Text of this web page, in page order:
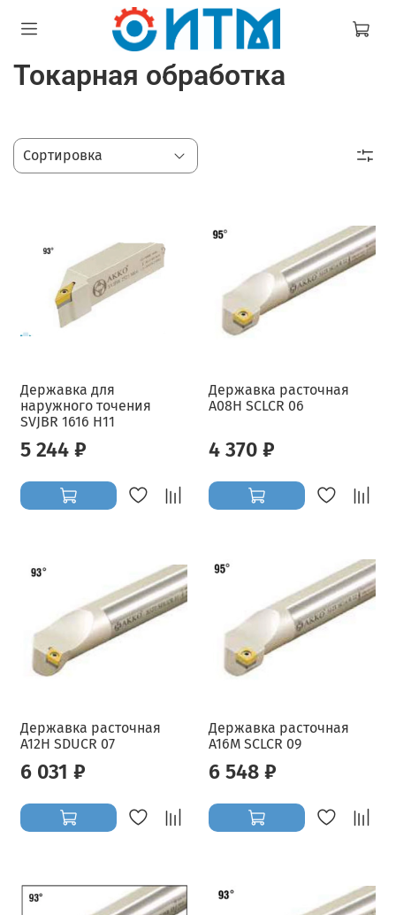
Токарная обработка
Державка для
наружного точения
SVJBR 1616 H11
5 244 ₽
Державка расточная
A08H SCLCR 06
4 370 ₽
Державка расточная
A12H SDUCR 07
6 031 ₽
Державка расточная
A16M SCLCR 09
6 548 ₽